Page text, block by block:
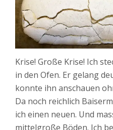
Krise! Große Krise! Ich
in den Ofen. Er gelang
konnte ihn anschauen
Da noch reichlich
ich einen neuen. Und
mittelgroße Böden. Ich